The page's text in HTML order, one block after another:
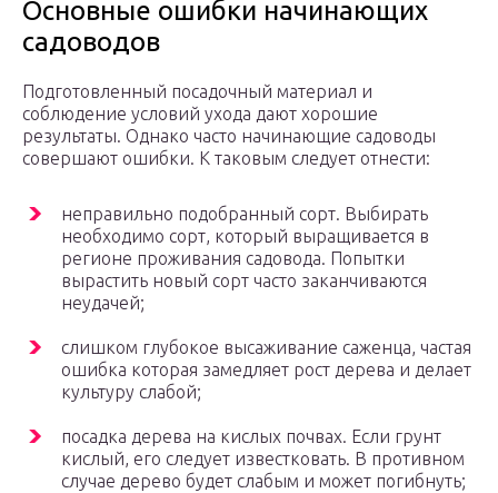
Основные ошибки начинающих
садоводов
Подготовленный посадочный материал и
соблюдение условий ухода дают хорошие
результаты. Однако часто начинающие садоводы
совершают ошибки. К таковым следует отнести:
неправильно подобранный сорт. Выбирать
необходимо сорт, который выращивается в
регионе проживания садовода. Попытки
вырастить новый сорт часто заканчиваются
неудачей;
слишком глубокое высаживание саженца, частая
ошибка которая замедляет рост дерева и делает
культуру слабой;
посадка дерева на кислых почвах. Если грунт
кислый, его следует известковать. В противном
случае дерево будет слабым и может погибнуть;